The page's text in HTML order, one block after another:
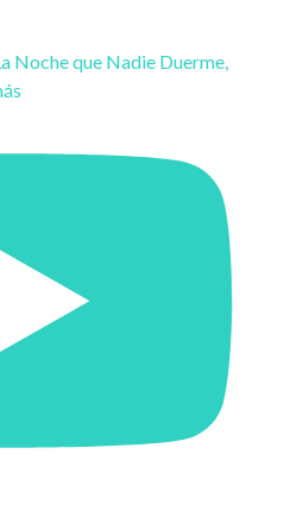
Noche que Nadie Duerme,